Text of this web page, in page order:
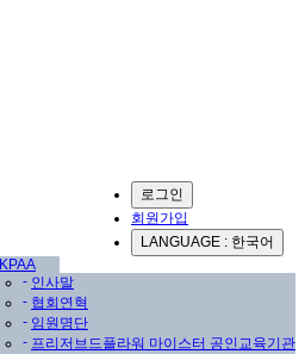
로그인
회원가입
LANGUAGE : 한국어
KPAA
- 인사말
- 협회연혁
- 임원명단
- 프리저브드플라워 마이스터 공인교육기관